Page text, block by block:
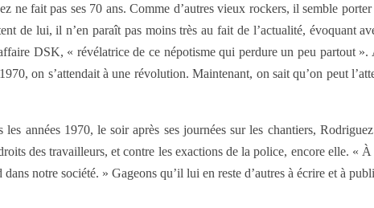
ne fait pas ses 70 ans. Comme d’autres vieux rockers, il semble
de lui, il n’en paraît pas moins très au fait de l’actualité, évoquant
DSK, « révélatrice de ce népotisme qui perdure un peu partout
on s’attendait à une révolution. Maintenant, on sait qu’on peut
années 1970, le soir après ses journées sur les chantiers,
des travailleurs, et contre les exactions de la police, encore elle. «
notre société. » Gageons qu’il lui en reste d’autres à écrire et à